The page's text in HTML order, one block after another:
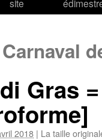
site
Gras
2018 | La taille